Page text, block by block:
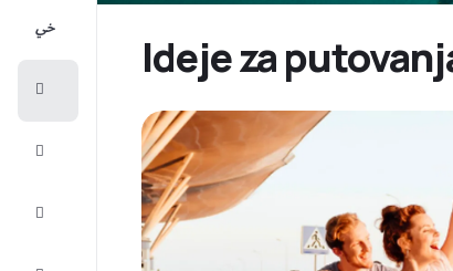
Ideje za